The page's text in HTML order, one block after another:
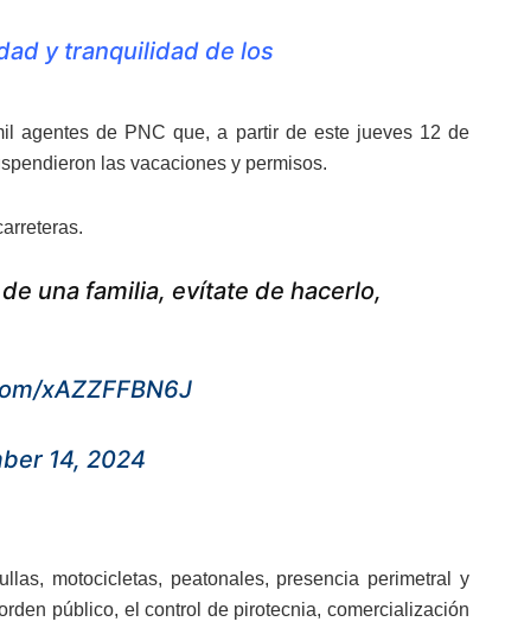
y tranquilidad de los
agentes de PNC que, a partir de este jueves 12 de
las vacaciones y permisos.
una familia, evítate de hacerlo,
xAZZFFBN6J
14, 2024
motocicletas, peatonales, presencia perimetral y
público, el control de pirotecnia, comercialización